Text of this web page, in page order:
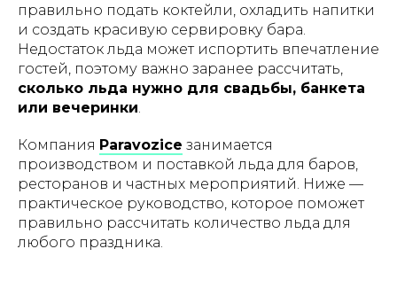
правильно подать коктейли, охладить напитки
и создать красивую сервировку бара.
Недостаток льда может испортить впечатление
гостей, поэтому важно заранее рассчитать,
сколько льда нужно для свадьбы, банкета
или вечеринки.
Компания Paravozice занимается
производством и поставкой льда для баров,
ресторанов и частных мероприятий. Ниже —
практическое руководство, которое поможет
правильно рассчитать количество льда для
любого праздника.